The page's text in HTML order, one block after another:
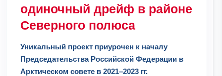
одиночный дрейф в районе
Северного полюса
Уникальный проект приурочен к началу
Председательства Российской Федерации в
Арктическом совете в 2021–2023 гг.